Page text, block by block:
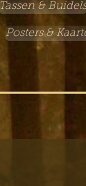
Tassen & Buidels
Posters &